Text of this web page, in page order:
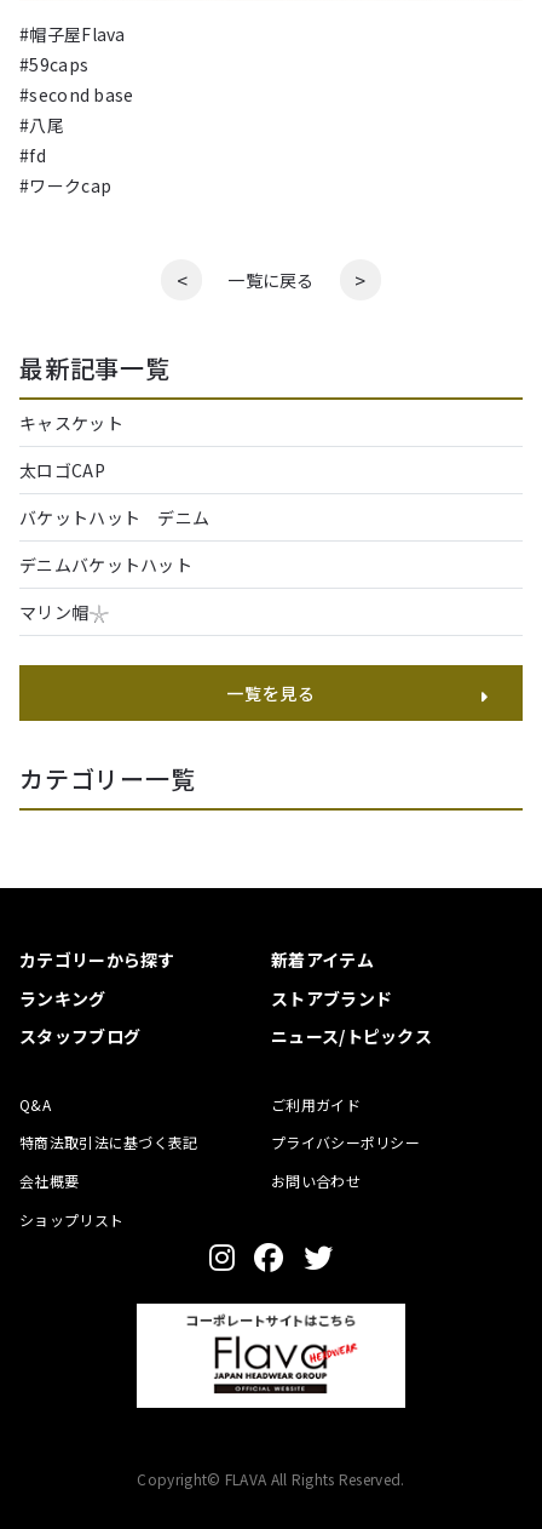
#帽子屋Flava
#59caps
#second base
#八尾
#fd
#ワークcap
< 一覧に戻る >
最新記事一覧
キャスケット
太ロゴCAP
バケットハット デニム
デニムバケットハット
マリン帽𓇼
一覧を見る
カテゴリー一覧
カテゴリーから探す
新着アイテム
ランキング
ストアブランド
スタッフブログ
ニュース/トピックス
Q&A
ご利用ガイド
特商法取引法に基づく表記
プライバシーポリシー
会社概要
お問い合わせ
ショップリスト
Copyright© FLAVA All Rights Reserved.